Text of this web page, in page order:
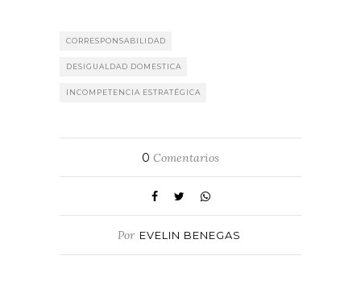
CORRESPONSABILIDAD
DESIGUALDAD DOMESTICA
INCOMPETENCIA ESTRATÉGICA
0 Comentarios
Por EVELIN BENEGAS